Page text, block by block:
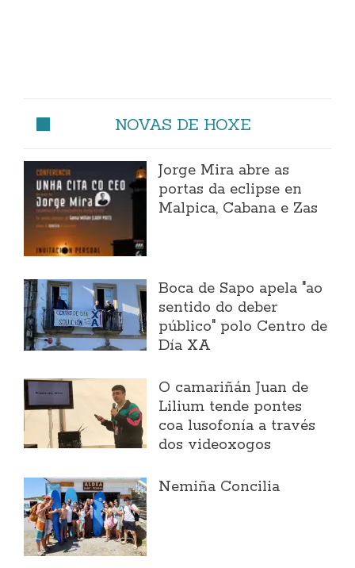
NOVAS DE HOXE
Jorge Mira abre as
portas da eclipse en
Malpica, Cabana e Zas
Boca de Sapo apela "ao
sentido do deber
público" polo Centro de
Día XA
O camariñán Juan de
Lilium tende pontes
coa lusofonía a través
dos videoxogos
Nemiña Concilia